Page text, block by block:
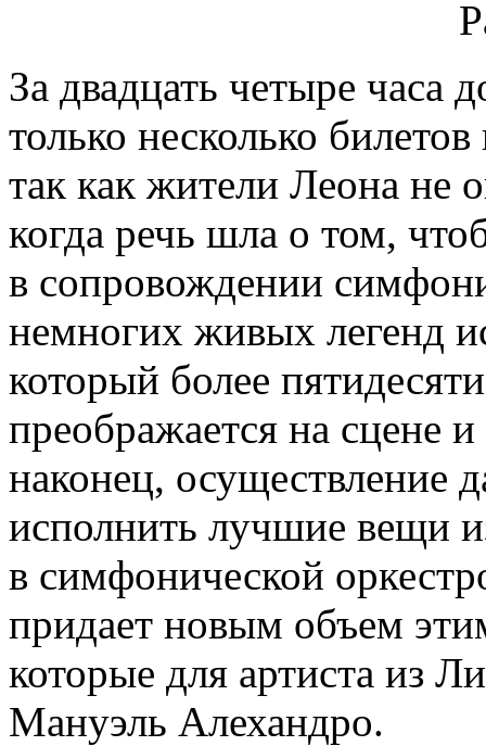
За двадцать четыре часа
только несколько
так как жители Леона не
когда речь шла о том,
в сопровождении
немногих живых легенд
который более
преображается на сцене
наконец, осуществление
исполнить лучшие вещи
в симфонической
придает новым объем
которые для артиста из
Мануэль Алехандро.